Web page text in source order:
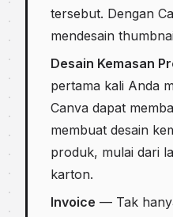
tersebut. Dengan
mendesain
Desain Kemasan
pertama kali Anda
Canva dapat
membuat desain
produk, mulai dari
karton.
Invoice — Tak